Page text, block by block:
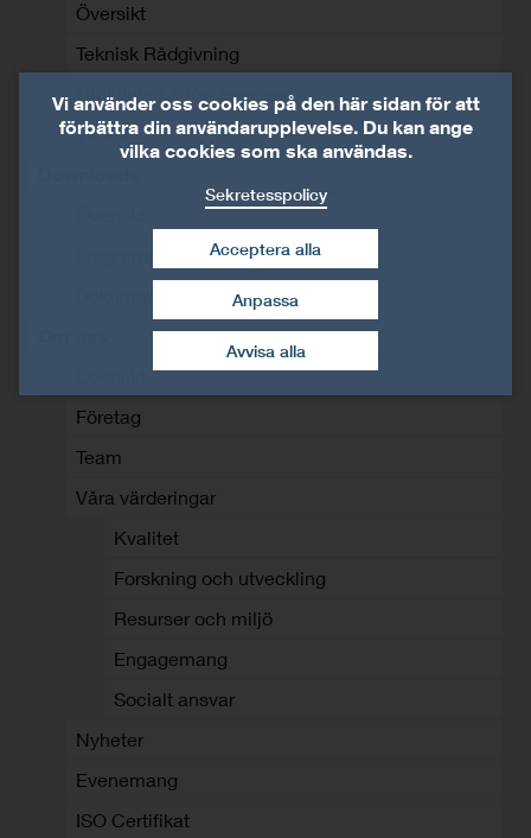
Översikt
Teknisk Rådgivning
Utbildning & Konferenser
Videor
Företag
Team
Våra värderingar
Kvalitet
Forskning och utveckling
Resurser och miljö
Engagemang
Socialt ansvar
Nyheter
Evenemang
ISO Certifikat
Vi använder oss cookies på den här sidan för att
förbättra din användarupplevelse. Du kan ange
vilka cookies som ska användas.
Sekretesspolicy
Avvisa alla
Acceptera alla
dra tillbaka mitt
samtycke
Anpassa